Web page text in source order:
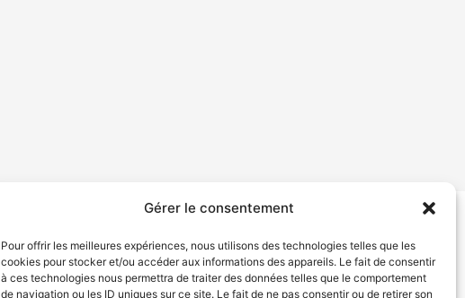
Gérer le consentement
Pour offrir les meilleures expériences, nous utilisons des technologies telles que les
cookies pour stocker et/ou accéder aux informations des appareils. Le fait de consentir
à ces technologies nous permettra de traiter des données telles que le comportement
de navigation ou les ID uniques sur ce site. Le fait de ne pas consentir ou de retirer son
Déclaration de services Politique de confidentialité